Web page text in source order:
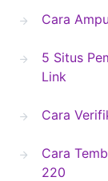
Cara
5 Situs
Link
Cara
Cara
220